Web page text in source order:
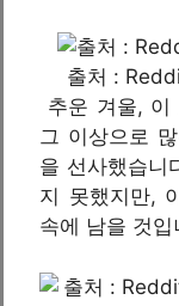
출처 :
추운 겨울, 이
그 이상으로
을 선사했습니
지 못했지만,
속에 남을 것입